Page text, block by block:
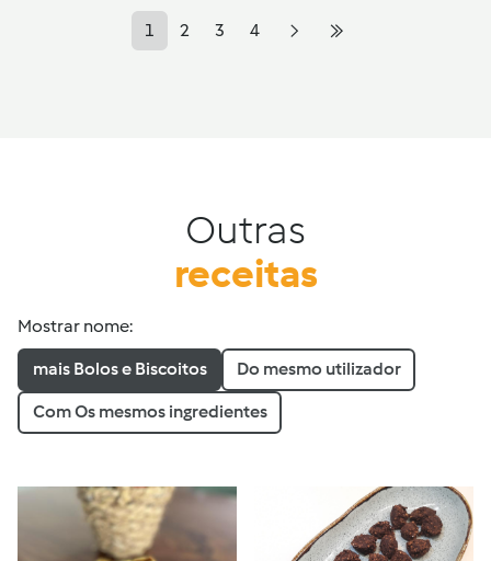
1 2 3 4
Outras
receitas
Mostrar nome:
mais Bolos e Biscoitos Do mesmo utilizador
Com Os mesmos ingredientes